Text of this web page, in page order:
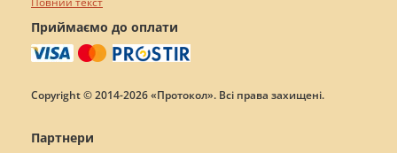
Приймаємо до оплати
Copyright © 2014-2026 «Протокол». Всі права захищені.
Партнери